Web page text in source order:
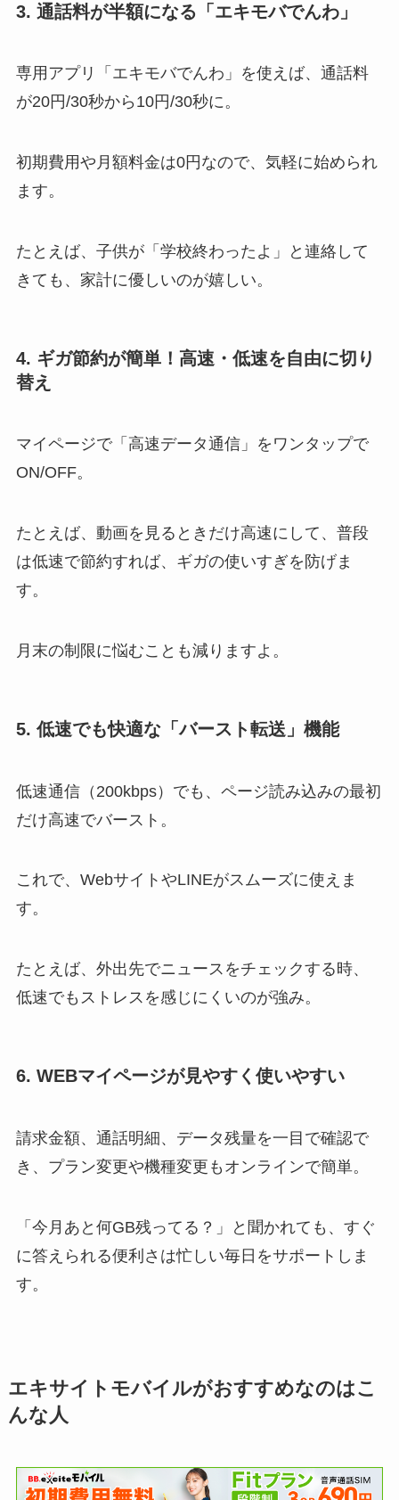
3. 通話料が半額になる「エキモバでんわ」
専用アプリ「エキモバでんわ」を使えば、通話料
が20円/30秒から10円/30秒に。
初期費用や月額料金は0円なので、気軽に始められ
ます。
たとえば、子供が「学校終わったよ」と連絡して
きても、家計に優しいのが嬉しい。
4. ギガ節約が簡単！高速・低速を自由に切り
替え
マイページで「高速データ通信」をワンタップで
ON/OFF。
たとえば、動画を見るときだけ高速にして、普段
は低速で節約すれば、ギガの使いすぎを防げま
す。
月末の制限に悩むことも減りますよ。
5. 低速でも快適な「バースト転送」機能
低速通信（200kbps）でも、ページ読み込みの最初
だけ高速でバースト。
これで、WebサイトやLINEがスムーズに使えま
す。
たとえば、外出先でニュースをチェックする時、
低速でもストレスを感じにくいのが強み。
6. WEBマイページが見やすく使いやすい
請求金額、通話明細、データ残量を一目で確認で
き、プラン変更や機種変更もオンラインで簡単。
「今月あと何GB残ってる？」と聞かれても、すぐ
に答えられる便利さは忙しい毎日をサポートしま
す。
エキサイトモバイルがおすすめなのはこ
んな人